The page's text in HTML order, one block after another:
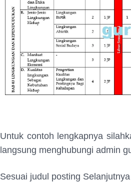
Untuk contoh lengkapnya
langsung menghubungi admin
Sesuai judul posting